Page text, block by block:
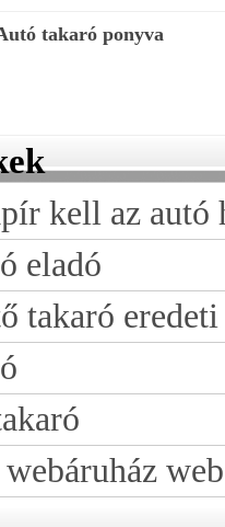
takaró ponyva
kell az autó
eladó
takaró eredeti